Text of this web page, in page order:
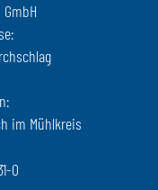
im Mühlkreis
0